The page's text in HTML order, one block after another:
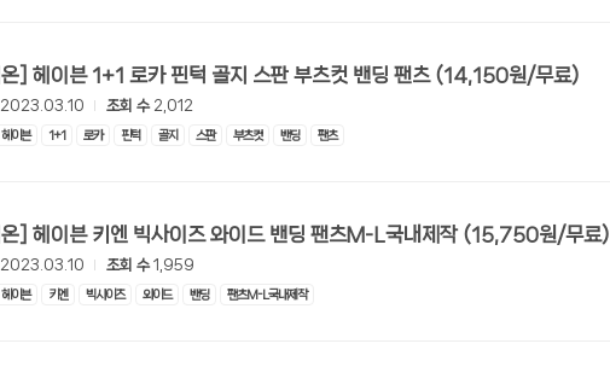
[롯데온] 헤이븐 1+1 로카 핀턱 골지 스판 부츠컷 밴딩 팬츠 (14,150원/무료)
2023.03.10 조회 수 2,012
헤이븐 1+1 로카 핀턱 골지 스판 부츠컷 밴딩 팬츠
[롯데온] 헤이븐 키엔 빅사이즈 와이드 밴딩 팬츠M-L국내제작 (15,750원/무료)
2023.03.10 조회 수1,959
헤이븐 키엔 빅사이즈 와이드 밴딩 팬츠M-L국내제작